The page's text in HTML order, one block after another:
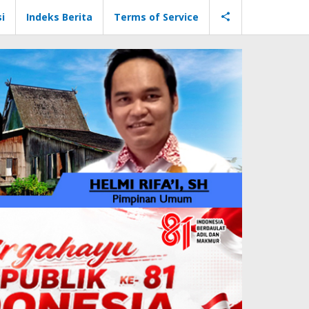
Indeks Berita Terms of Service